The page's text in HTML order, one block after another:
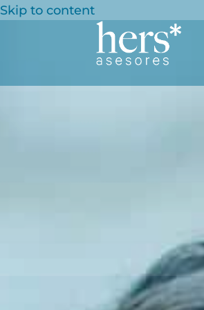
Skip to content